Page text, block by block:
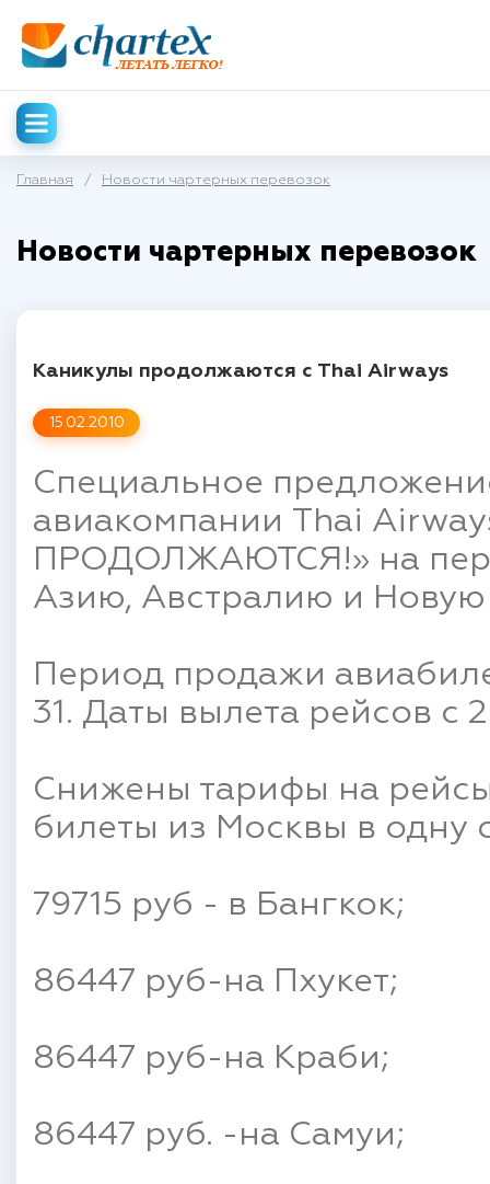
Главная / Новости чартерных перевозок
Новости чартерных перевозок
15.02.2010
Каникулы продолжаются c Thai Airways
Специальное
авиакомпании Thai
ПРОДОЛЖАЮТСЯ!» на
Азию, Австралию и
Период продажи
31. Даты вылета рейсов с
Снижены тарифы на
билеты из Москвы в одну
79715 руб - в Бангкок;
86447 руб-на Пхукет;
86447 руб-на Краби;
86447 руб. -на Самуи;